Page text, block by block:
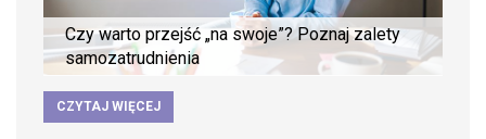
Czy warto przejść „na swoje”? Poznaj zalety
samozatrudnienia
CZYTAJ WIĘCEJ